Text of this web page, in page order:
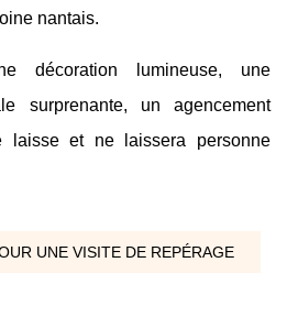
nantais.
décoration lumineuse, une
surprenante, un agencement
et ne laissera personne
UNE VISITE DE REPÉRAGE